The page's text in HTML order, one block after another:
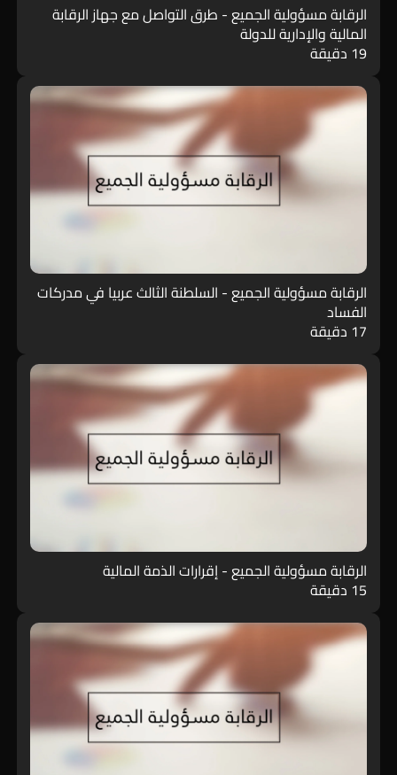
الرقابة مسؤولية الجميع - طرق التواصل مع جهاز الرقابة
المالية والإدارية للدولة
19 دقيقة
الرقابة مسؤولية الجميع - السلطنة الثالث عربيا في مدركات
الفساد
17 دقيقة
الرقابة مسؤولية الجميع - إقرارات الذمة المالية
15 دقيقة